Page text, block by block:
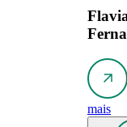
mais